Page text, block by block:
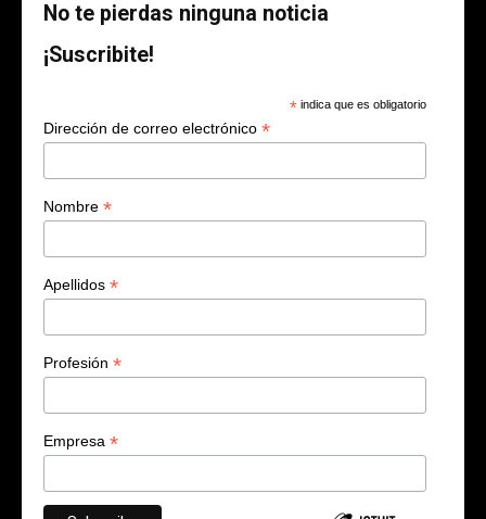
No te pierdas ninguna noticia
¡Suscribite!
* indica que es obligatorio
Dirección de correo electrónico *
Nombre *
Apellidos *
Profesión *
Empresa *